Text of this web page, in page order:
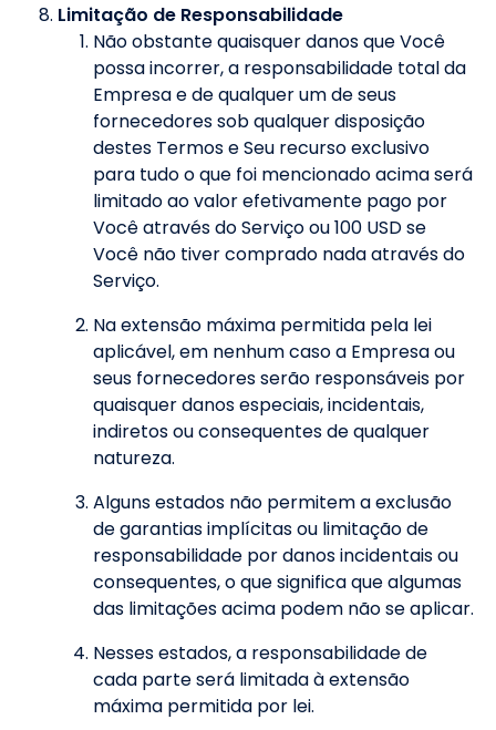
Limitação de Responsabilidade
Não obstante quaisquer danos que Você
possa incorrer, a responsabilidade total da
Empresa e de qualquer um de seus
fornecedores sob qualquer disposição
destes Termos e Seu recurso exclusivo
para tudo o que foi mencionado acima será
limitado ao valor efetivamente pago por
Você através do Serviço ou 100 USD se
Você não tiver comprado nada através do
Serviço.
Na extensão máxima permitida pela lei
aplicável, em nenhum caso a Empresa ou
seus fornecedores serão responsáveis por
quaisquer danos especiais, incidentais,
indiretos ou consequentes de qualquer
natureza.
Alguns estados não permitem a exclusão
de garantias implícitas ou limitação de
responsabilidade por danos incidentais ou
consequentes, o que significa que algumas
das limitações acima podem não se aplicar.
Nesses estados, a responsabilidade de
cada parte será limitada à extensão
máxima permitida por lei.